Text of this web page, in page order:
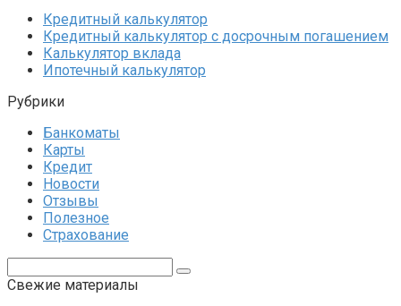
Кредитный калькулятор
Кредитный калькулятор с досрочным погашением
Калькулятор вклада
Ипотечный калькулятор
Рубрики
Банкоматы
Карты
Кредит
Новости
Отзывы
Полезное
Страхование
Свежие материалы